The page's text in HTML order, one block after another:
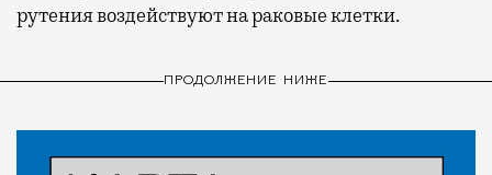
рутения воздействуют на раковые клетки.
ПРОДОЛЖЕНИЕ НИЖЕ